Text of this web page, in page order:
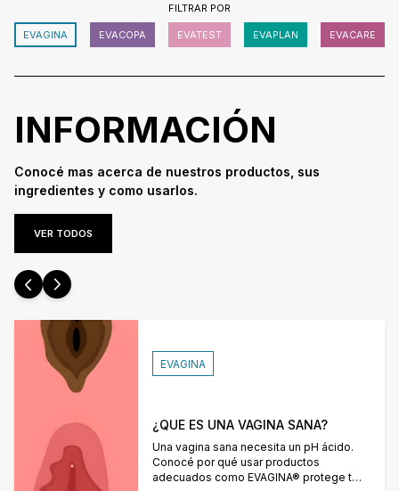
FILTRAR POR
EVAGINA EVACOPA EVATEST EVAPLAN EVACARE
INFORMACIÓN
Conocé mas acerca de nuestros productos, sus
ingredientes y como usarlos.
VER TODOS
EVAGINA
¿QUE ES UNA VAGINA SANA?
Una vagina sana necesita un pH ácido.
Conocé por qué usar productos
adecuados como EVAGINA® protege tu